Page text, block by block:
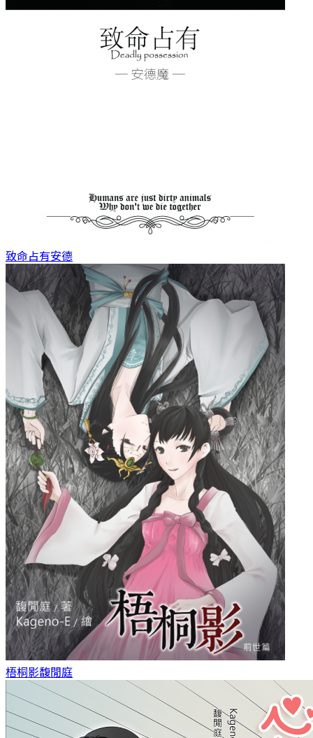
致命占有安德
梧桐影馥閒庭